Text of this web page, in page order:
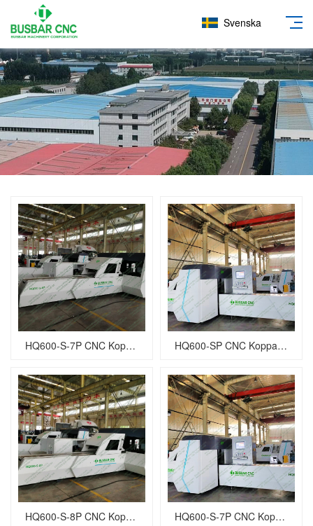
Svenska
HQ600-S-7P CNC Koppar samlingsskena stansmaskin HQ600-SP CNC Kopparsamlingsstångsstansmaskin
HQ600-S-8P CNC Kopparsamlingsstångsstansmaskin HQ600-S-7P CNC Koppar samlingsskena stansmaskin